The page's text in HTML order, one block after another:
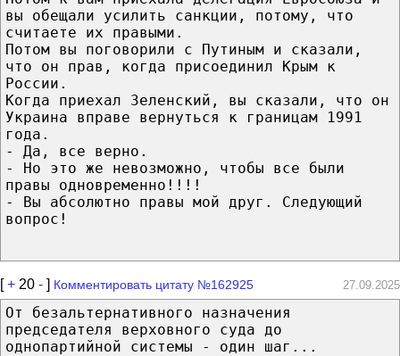
вы обещали усилить санкции, потому, что
считаете их правыми.
Потом вы поговорили с Путиным и сказали,
что он прав, когда присоединил Крым к
России.
Когда приехал Зеленский, вы сказали, что он
Украина вправе вернуться к границам 1991
года.
- Да, все верно.
- Но это же невозможно, чтобы все были
правы одновременно!!!!
- Вы абсолютно правы мой друг. Следующий
вопрос!
[+ 20 - ] Комментировать цитату №162925 27.09.2025
От безальтернативного назначения
председателя верховного суда до
однопартийной системы - один шаг...